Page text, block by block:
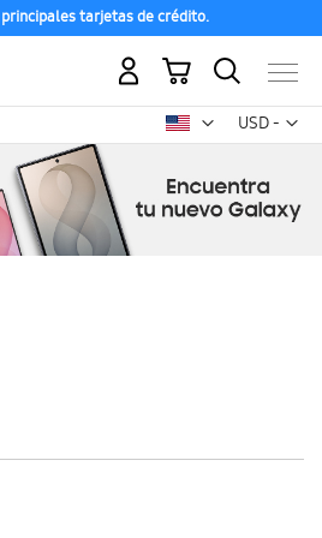
tarjetas de crédito.
USD -
dólar
Mi carrito